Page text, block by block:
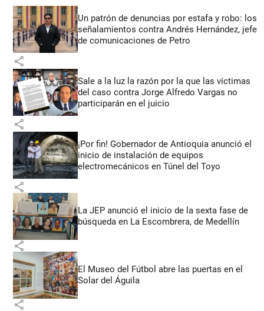
Un patrón de denuncias por estafa y robo: los
señalamientos contra Andrés Hernández, jefe
de comunicaciones de Petro
share
Sale a la luz la razón por la que las víctimas
del caso contra Jorge Alfredo Vargas no
participarán en el juicio
share
¡Por fin! Gobernador de Antioquia anunció el
inicio de instalación de equipos
electromecánicos en Túnel del Toyo
share
La JEP anunció el inicio de la sexta fase de
búsqueda en La Escombrera, de Medellín
share
El Museo del Fútbol abre las puertas en el
Solar del Águila
share